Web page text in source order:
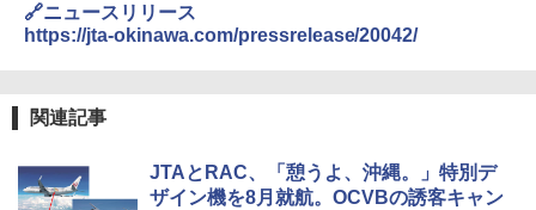
防災用品 長期保存可能 緊急時用 日本国内発
送
1cm ソフト 2個セット (2個セット)
🔗ニュースリリース
https://jta-okinawa.com/pressrelease/20042/
関連記事
JTAとRAC、「憩うよ、沖縄。」特別デ
ザイン機を8月就航。OCVBの誘客キャン